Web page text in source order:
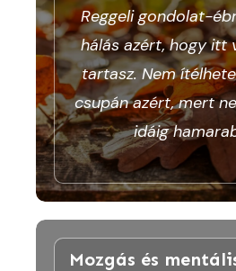
Reggeli gondolat-
hálás azért, hogy itt
tartasz. Nem
csupán azért, mert
idáig
Mozgás és